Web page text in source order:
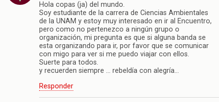
Hola copas (ja) del mundo.
Soy estudiante de la carrera de Ciencias Ambientales
de la UNAM y estoy muy interesado en ir al Encuentro,
pero como no pertenezco a ningún grupo o
organización, mi pregunta es que si alguna banda se
esta organizando para ir, por favor que se comunicar
con migo para ver si me puedo viajar con ellos.
Suerte para todos.
y recuerden siempre … rebeldía con alegría…
Responder